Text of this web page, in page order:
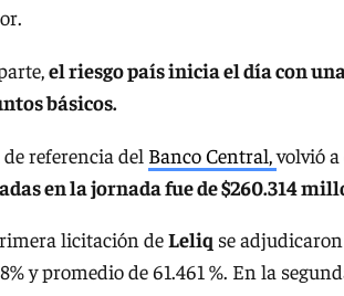
el riesgo país inicia el día con
básicos.
de referencia del Banco Central,volvió
en la jornada fue de $260.314
licitación deLeliq se
y promedio de 61.461 %. En la